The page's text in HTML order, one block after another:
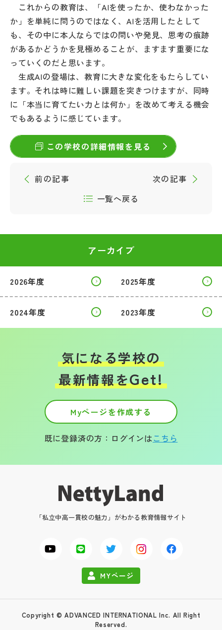
これからの教育は、「AIを使ったか、使わなかった
か」を単純に問うのではなく、AIを活用したとして
も、その中に本人ならではの問いや発見、思考の痕跡
があるかどうかを見極めることが、ますます重要にな
っていくのだと思います。
生成AIの登場は、教育に大きな変化をもたらしてい
ます。それは時に難しい課題を突きつけますが、同時
に「本当に育てたい力とは何か」を改めて考える機会
でもあるように感じています。
この学校の詳細情報を見る
前の記事
一覧へ戻る
次の記事
アーカイブ
2026年度 2025年度
2024年度 2023年度
気になる学校の
最新情報をGet!
Myページを作成する
既に登録済の方：ログインはこちら
「私立中高一貫校の魅力」がわかる教育情報サイト
MYページ
Copyright © ADVANCED INTERNATIONAL Inc. All Right
Reserved.